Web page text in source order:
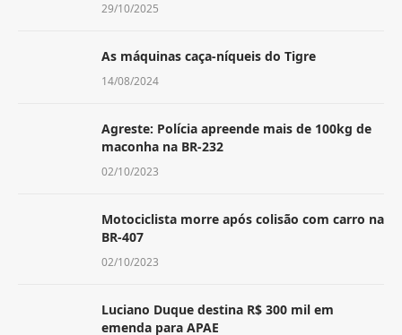
29/10/2025
As máquinas caça-níqueis do Tigre
14/08/2024
Agreste: Polícia apreende mais de 100kg de
maconha na BR-232
02/10/2023
Motociclista morre após colisão com carro na
BR-407
02/10/2023
Luciano Duque destina R$ 300 mil em
emenda para APAE